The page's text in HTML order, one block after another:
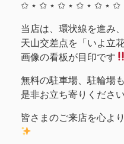
✩ ⋆ ✩ ⋆ ✩ ⋆ ✩ ⋆ ✩ ⋆ ✩
当店は、環状線を進み、
天山交差点を「いよ立
画像の看板が目印です
無料の駐車場、駐輪場
是非お立ち寄りください
皆さまのご来店を心よ